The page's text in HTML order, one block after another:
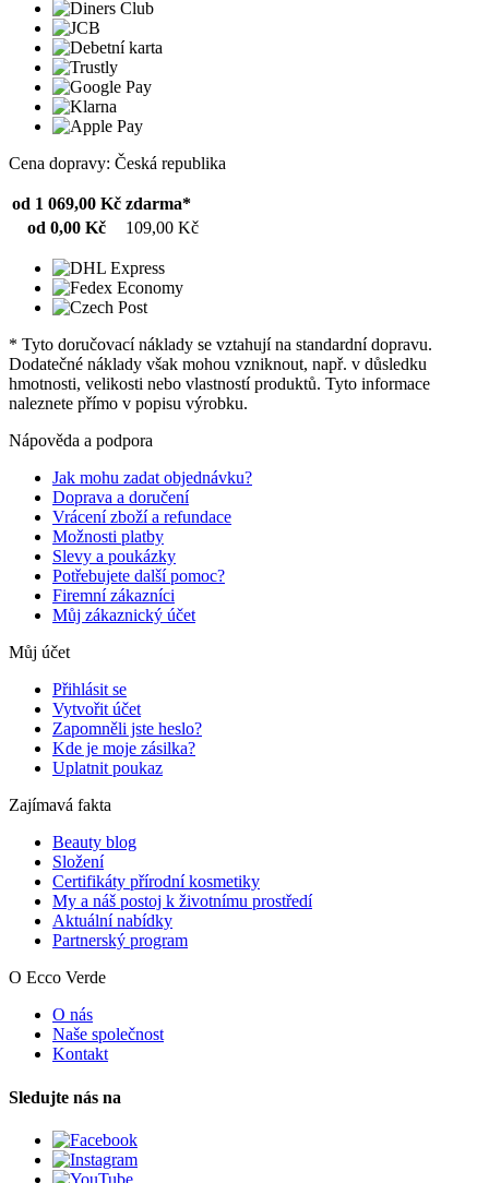
Cena dopravy: Česká republika
od 1 069,00 Kč zdarma*
od 0,00 Kč
109,00 Kč
* Tyto doručovací náklady se vztahují na standardní dopravu.
Dodatečné náklady však mohou vzniknout, např. v důsledku
hmotnosti, velikosti nebo vlastností produktů. Tyto informace
naleznete přímo v popisu výrobku.
Nápověda a podpora
Jak mohu zadat objednávku?
Doprava a doručení
Vrácení zboží a refundace
Možnosti platby
Slevy a poukázky
Potřebujete další pomoc?
Firemní zákazníci
Můj zákaznický účet
Můj účet
Přihlásit se
Vytvořit účet
Zapomněli jste heslo?
Kde je moje zásilka?
Uplatnit poukaz
Zajímavá fakta
Beauty blog
Složení
Certifikáty přírodní kosmetiky
My a náš postoj k životnímu prostředí
Aktuální nabídky
Partnerský program
O Ecco Verde
O nás
Naše společnost
Kontakt
Sledujte nás na